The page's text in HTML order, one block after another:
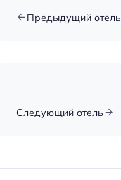
Предыдущий отель
Следующий отель